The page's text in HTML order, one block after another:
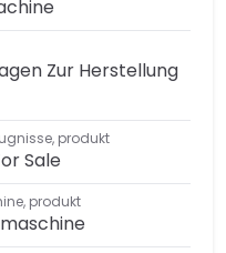
Zur Herstellung
, produkt
Sale
, produkt